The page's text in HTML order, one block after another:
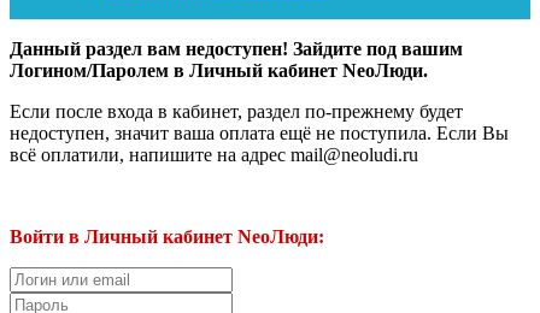
Данный раздел вам недоступен! Зайдите под вашим
Логином/Паролем в Личный кабинет NeoЛюди.
Если после входа в кабинет, раздел по-прежнему будет
недоступен, значит ваша оплата ещё не поступила. Если Вы
всё оплатили, напишите на адрес mail@neoludi.ru
Войти в Личный кабинет NeoЛюди: